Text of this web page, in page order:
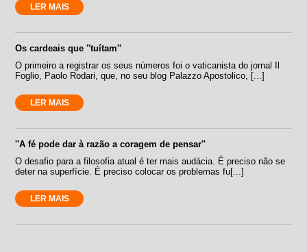
LER MAIS
Os cardeais que ''tuítam''
O primeiro a registrar os seus números foi o vaticanista do jornal Il
Foglio, Paolo Rodari, que, no seu blog Palazzo Apostolico, [...]
LER MAIS
''A fé pode dar à razão a coragem de pensar''
O desafio para a filosofia atual é ter mais audácia. É preciso não se
deter na superfície. É preciso colocar os problemas fu[...]
LER MAIS